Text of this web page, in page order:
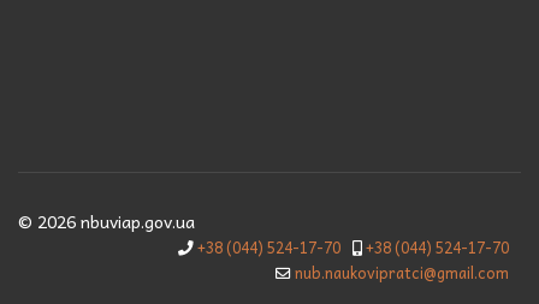
© 2026 nbuviap.gov.ua
+38 (044) 524-17-70
+38 (044) 524-17-70
nub.naukovipratci@gmail.com